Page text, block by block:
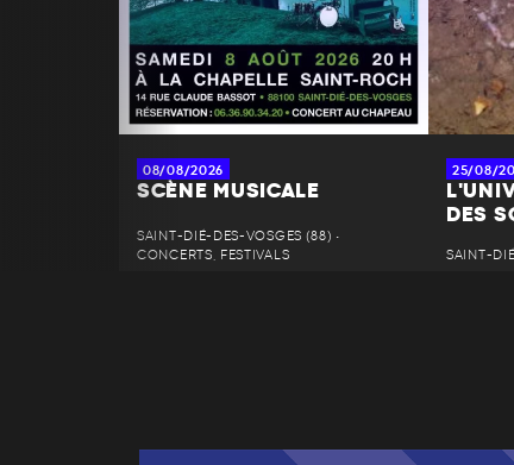
08/08/2026
SCÈNE MUSICALE
SAINT-DIÉ-DES-VOSGES (88) •
CONCERTS, FESTIVALS
25/08/
DES
SAINT-